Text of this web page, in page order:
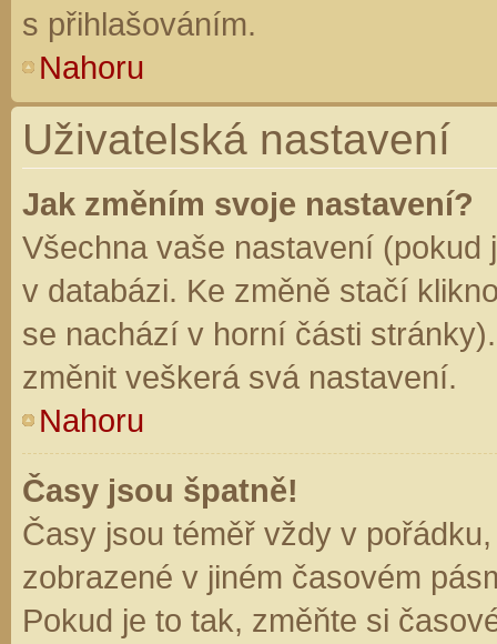
s přihlašováním.
Nahoru
Uživatelská nastavení
Jak změním svoje nastavení?
Všechna vaše nastavení (pokud
v databázi. Ke změně stačí
se nachází v horní části
změnit veškerá svá nastavení.
Nahoru
Časy jsou špatně!
Časy jsou téměř vždy v
zobrazené v jiném časovém
Pokud je to tak, změňte si